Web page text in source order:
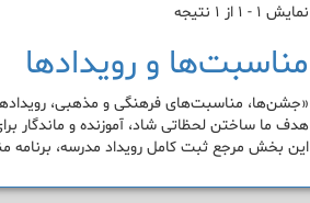
نمایش 1 - 1 از 1 نتیجه
مناسبت‌ها و رویدادها
«جشن‌ها، مناسبت‌های فرهنگی و مذهبی،
هدف ما ساختن لحظاتی شاد، آموزنده و
این بخش مرجع ثبت کامل رویداد مدرسه،